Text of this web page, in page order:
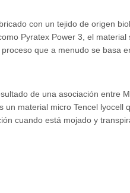
con un tejido de origen
Pyratex Power 3, el material
que a menudo se basa
de una asociación entre
material micro Tencel lyocell
cuando está mojado y